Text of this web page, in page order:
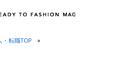
・転職TOP
»